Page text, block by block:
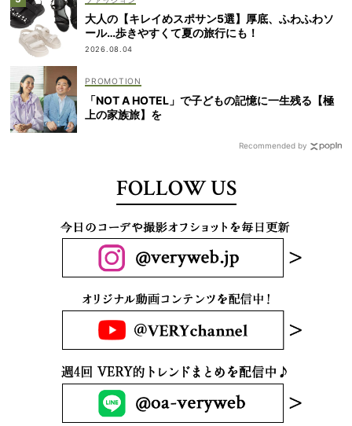
大人の【キレイめスポサン5選】厚底、ふわふわソ
ール…歩きやすくて夏の旅行にも！
2026.08.04
「NOT A HOTEL」で子どもの記憶に一生残る【極
上の家族旅】を
Recommended by
FOLLOW US